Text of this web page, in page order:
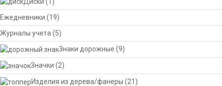
Ежедневники (19)
Журналы учета(5)
Знаки дорожные (9)
Значки (2)
Изделия из дерева/фанеры (21)